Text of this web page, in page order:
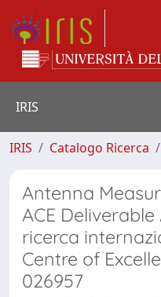
IRIS
IRIS Catalogo Ricerca
Antenna
ACE Deliverable
ricerca
Centre of
026957